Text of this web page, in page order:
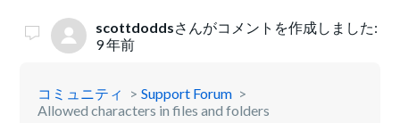
scottdoddsさんがコメントを作成しました:
9 年前
コミュニティ
Support Forum
Allowed characters in files and folders